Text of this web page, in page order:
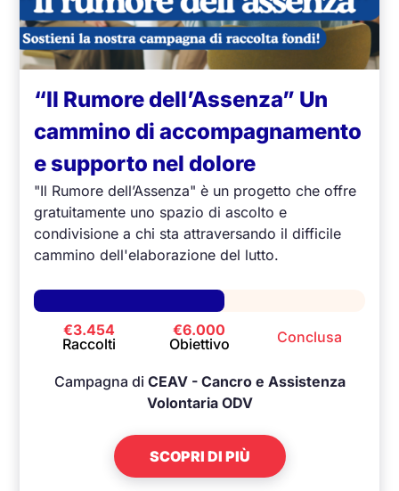
“Il Rumore dell’Assenza” Un
cammino di accompagnamento
e supporto nel dolore
"Il Rumore dell’Assenza" è un progetto che offre
gratuitamente uno spazio di ascolto e
condivisione a chi sta attraversando il difficile
cammino dell'elaborazione del lutto.
€3.454
Raccolti
€6.000
Obiettivo
Conclusa
Campagna di CEAV - Cancro e Assistenza
Volontaria ODV
SCOPRI DI PIÙ